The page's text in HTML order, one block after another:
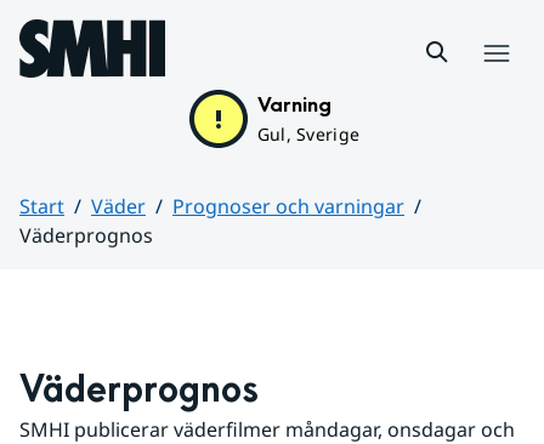
Hoppa till sidans innehåll
Varning
Gul, Sverige
Start Väder
Prognoser och varningar
Väderprognos
Väderprognos
SMHI publicerar väderfilmer måndagar, onsdagar och